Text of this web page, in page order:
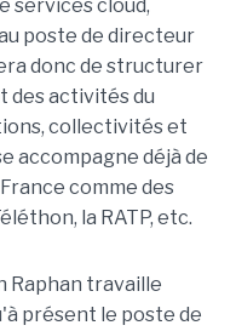
services cloud,
poste de directeur
donc de structurer
des activités du
collectivités et
accompagne déjà de
comme des
la RATP, etc.
Raphan travaille
présent le poste de